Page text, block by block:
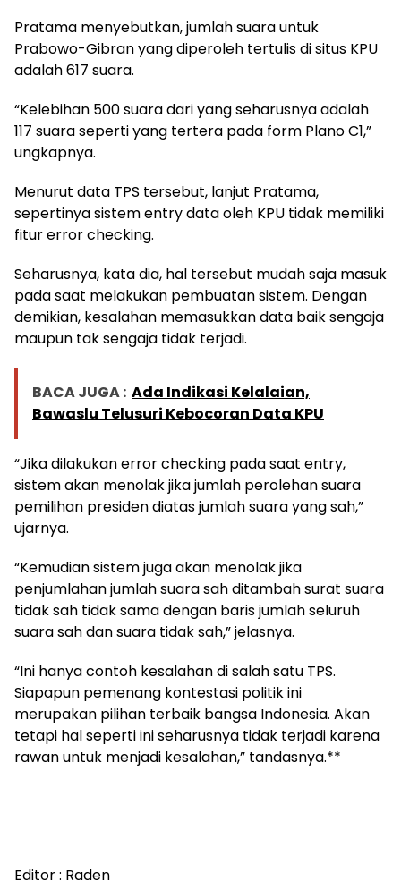
Pratama menyebutkan, jumlah suara untuk
Prabowo-Gibran yang diperoleh tertulis di situs KPU
adalah 617 suara.
“Kelebihan 500 suara dari yang seharusnya adalah
117 suara seperti yang tertera pada form Plano C1,”
ungkapnya.
Menurut data TPS tersebut, lanjut Pratama,
sepertinya sistem entry data oleh KPU tidak memiliki
fitur error checking.
Seharusnya, kata dia, hal tersebut mudah saja masuk
pada saat melakukan pembuatan sistem. Dengan
demikian, kesalahan memasukkan data baik sengaja
maupun tak sengaja tidak terjadi.
BACA JUGA : Ada Indikasi Kelalaian,
Bawaslu Telusuri Kebocoran Data KPU
“Jika dilakukan error checking pada saat entry,
sistem akan menolak jika jumlah perolehan suara
pemilihan presiden diatas jumlah suara yang sah,”
ujarnya.
“Kemudian sistem juga akan menolak jika
penjumlahan jumlah suara sah ditambah surat suara
tidak sah tidak sama dengan baris jumlah seluruh
suara sah dan suara tidak sah,” jelasnya.
“Ini hanya contoh kesalahan di salah satu TPS.
Siapapun pemenang kontestasi politik ini
merupakan pilihan terbaik bangsa Indonesia. Akan
tetapi hal seperti ini seharusnya tidak terjadi karena
rawan untuk menjadi kesalahan,” tandasnya.**
Editor : Raden